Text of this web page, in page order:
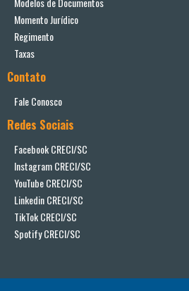
Momento Jurídico
Regimento
Taxas
Contato
Fale Conosco
Redes Sociais
Facebook CRECI/SC
Instagram CRECI/SC
YouTube CRECI/SC
Linkedin CRECI/SC
TikTok CRECI/SC
Spotify CRECI/SC